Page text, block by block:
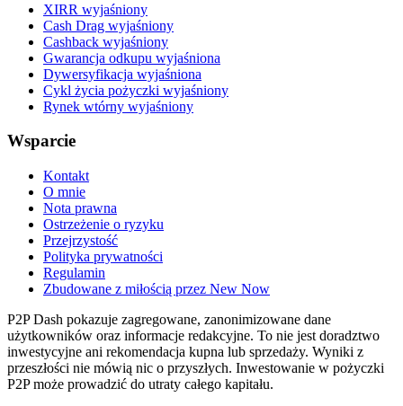
XIRR wyjaśniony
Cash Drag wyjaśniony
Cashback wyjaśniony
Gwarancja odkupu wyjaśniona
Dywersyfikacja wyjaśniona
Cykl życia pożyczki wyjaśniony
Rynek wtórny wyjaśniony
Wsparcie
Kontakt
O mnie
Nota prawna
Ostrzeżenie o ryzyku
Przejrzystość
Polityka prywatności
Regulamin
Zbudowane z miłością przez New Now
P2P Dash pokazuje zagregowane, zanonimizowane dane
użytkowników oraz informacje redakcyjne. To nie jest doradztwo
inwestycyjne ani rekomendacja kupna lub sprzedaży. Wyniki z
przeszłości nie mówią nic o przyszłych. Inwestowanie w pożyczki
P2P może prowadzić do utraty całego kapitału.